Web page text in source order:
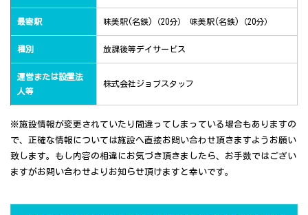
最寄駅 味美駅(名鉄)（20分） 味美駅(名鉄)（20分）
種別 放課後等デイサービス
運営または設置法
人等
株式会社ジョブスタッフ
※施設情報が変更されていたり間違ってしまっている場合もありますの
で、正確な情報については施設へ直接お問い合わせ頂きますようお願い
致します。もし内容の相違にお気づき頂きましたら、お手数ではござい
ますがお問い合わせよりお知らせ頂けますと幸いです。